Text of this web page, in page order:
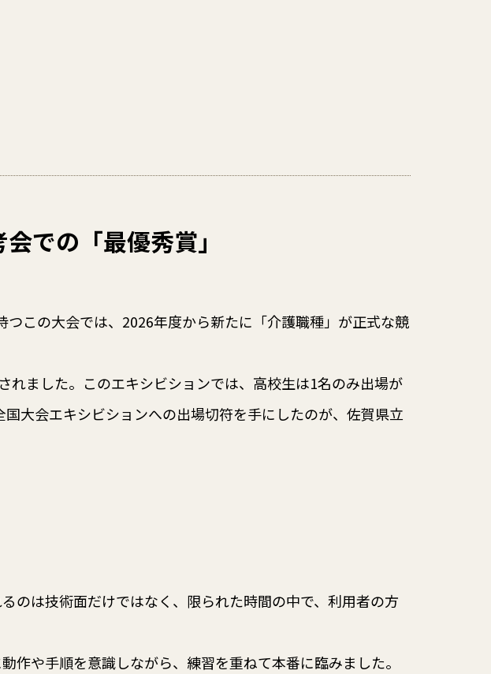
での「最優秀賞」
この大会では、2026年度から新たに「介護職種」が正式な競
ました。このエキシビションでは、高校生は1名のみ出場が
大会エキシビションへの出場切符を手にしたのが、佐賀県立
のは技術面だけではなく、限られた時間の中で、利用者の方
や手順を意識しながら、練習を重ねて本番に臨みました。